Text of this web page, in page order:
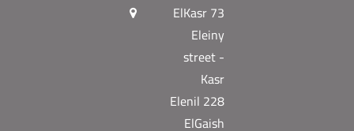
73 ElKasr
Eleiny
street -
Kasr
Elenil 228
ElGaish